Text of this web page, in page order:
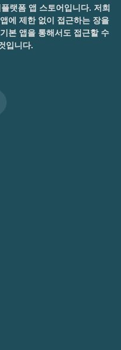
랫폼 앱 스토어입니다. 저희
에 제한 없이 접근하는 장을
본 앱을 통해서도 접근할 수
입니다.